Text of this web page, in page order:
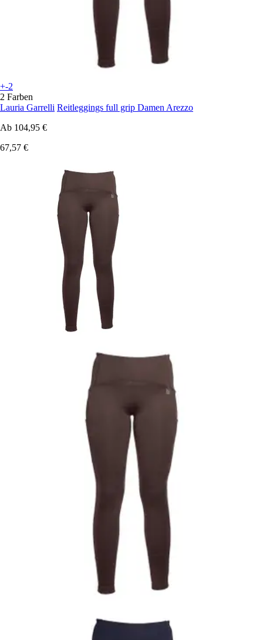
+-2
2 Farben
Lauria Garrelli Reitleggings full grip Damen Arezzo
Ab 104,95 €
67,57 €